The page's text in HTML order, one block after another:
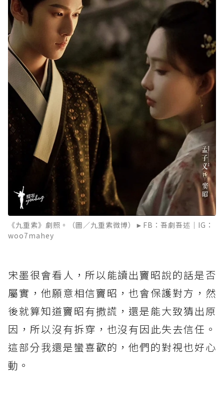
《九重紫》劇照。（圖／九重紫微博）►FB：吾劇吾述｜IG：
woo7mahey
宋墨很會看人，所以能讀出竇昭說的話是否
屬實，他願意相信竇昭，也會保護對方，然
後就算知道竇昭有撒謊，還是能大致猜出原
因，所以沒有拆穿，也沒有因此失去信任。
這部分我還是蠻喜歡的，他們的對視也好心
動。